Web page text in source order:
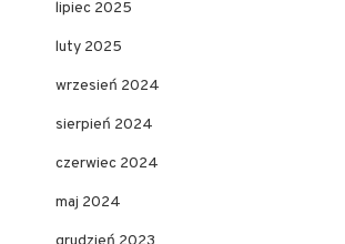
lipiec 2025
luty 2025
wrzesień 2024
sierpień 2024
czerwiec 2024
maj 2024